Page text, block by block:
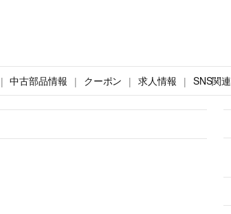
中古部品情報 クーポン 求人情報 SNS関連